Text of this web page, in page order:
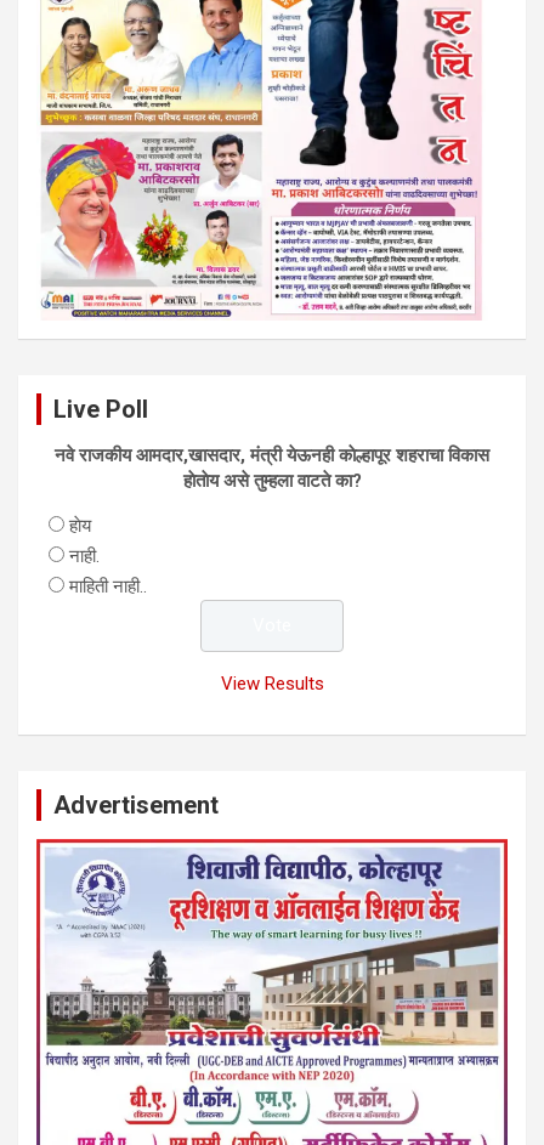
Live Poll
नवे राजकीय आमदार,खासदार, मंत्री येऊनही काेल्हापूर शहराचा विकास
हाेताेय असे तुम्हला वाटते का?
हाेय
नाही.
माहिती नाही..
View Results
Advertisement